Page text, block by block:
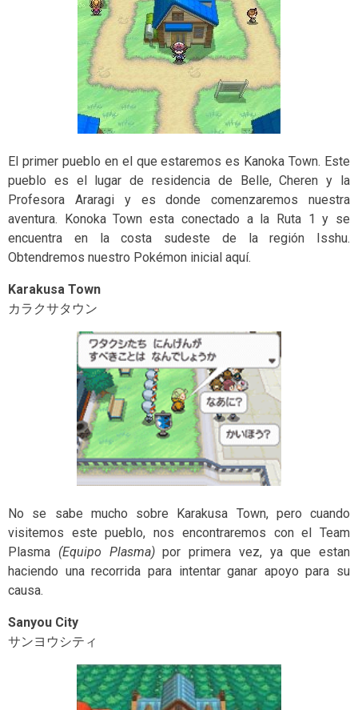
El primer pueblo en el que estaremos es Kanoka Town. Este
pueblo es el lugar de residencia de Belle, Cheren y la
Profesora Araragi y es donde comenzaremos nuestra
aventura. Konoka Town esta conectado a la Ruta 1 y se
encuentra en la costa sudeste de la región Isshu.
Obtendremos nuestro Pokémon inicial aquí.
Karakusa Town
カラクサタウン
No se sabe mucho sobre Karakusa Town, pero cuando
visitemos este pueblo, nos encontraremos con el Team
Plasma (Equipo Plasma)por primera vez, ya que estan
haciendo una recorrida para intentar ganar apoyo para su
causa.
Sanyou City
サンヨウシティ